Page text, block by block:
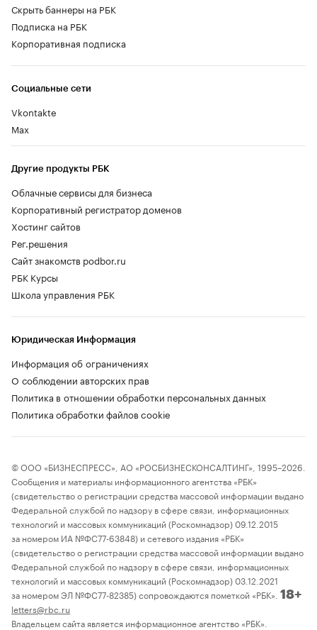
Социальные сети
Vkontakte
Max
Другие продукты РБК
Облачные сервисы для бизнеса
Корпоративный регистратор доменов
Хостинг сайтов
Рег.решения
Сайт знакомств podbor.ru
РБК Курсы
Школа управления РБК
Скрыть баннеры на РБК
Подписка на РБК
Корпоративная подписка
Юридическая Информация
Информация об ограничениях
О соблюдении авторских прав
Политика в отношении обработки персональных данных
Политика обработки файлов cookie
© ООО «БИЗНЕСПРЕСС», АО «РОСБИЗНЕСКОНСАЛТИНГ», 1995–2026.
Сообщения и материалы информационного агентства «РБК»
(свидетельство о регистрации средства массовой информации выдано
Федеральной службой по надзору в сфере связи, информационных
технологий и массовых коммуникаций (Роскомнадзор) 09.12.2015
за номером ИА №ФС77-63848) и сетевого издания «РБК»
(свидетельство о регистрации средства массовой информации выдано
Федеральной службой по надзору в сфере связи, информационных
технологий и массовых коммуникаций (Роскомнадзор) 03.12.2021
за номером ЭЛ №ФС77-82385) сопровождаются пометкой «РБК». 18+
letters@rbc.ru
Владельцем сайта является информационное агентство «РБК».